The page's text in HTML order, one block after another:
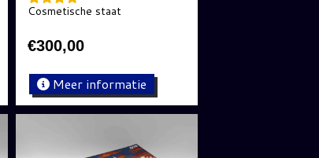
Cosmetische staat
€300,00
Meer informatie